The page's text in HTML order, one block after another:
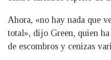
Ahora, «no hay nada que
total», dijo Green, quien
de escombros y cenizas